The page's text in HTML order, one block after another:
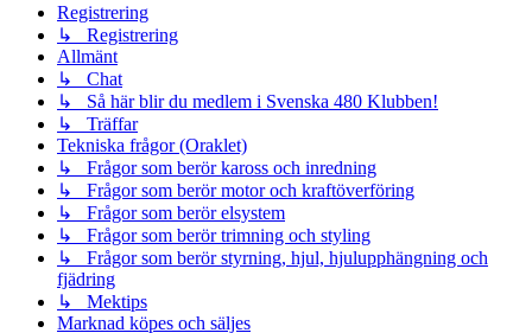
Registrering
↳ Registrering
Allmänt
↳ Chat
↳ Så här blir du medlem i Svenska 480 Klubben!
↳ Träffar
Tekniska frågor (Oraklet)
↳ Frågor som berör kaross och inredning
↳ Frågor som berör motor och kraftöverföring
↳ Frågor som berör elsystem
↳ Frågor som berör trimning och styling
↳ Frågor som berör styrning, hjul, hjulupphängning och
fjädring
↳ Mektips
Marknad köpes och säljes